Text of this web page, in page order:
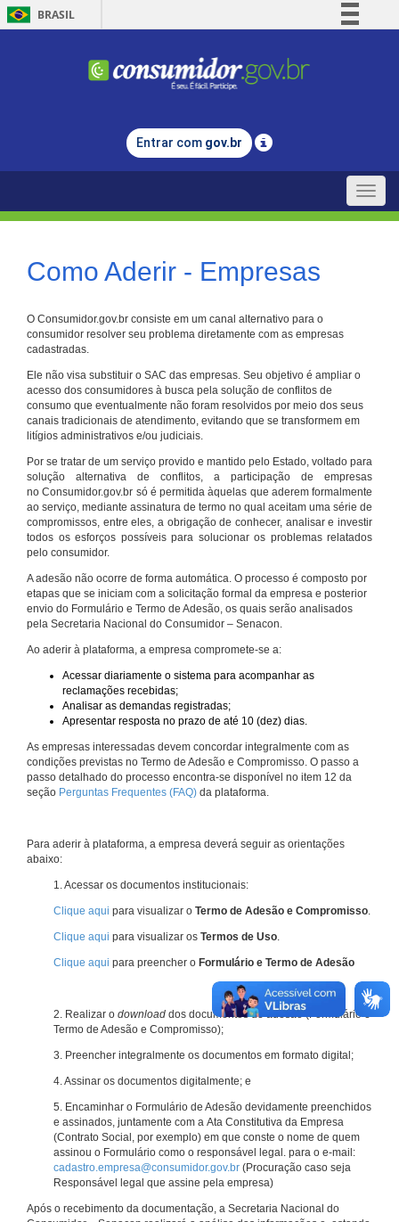
BRASIL
Comunica BR
Legislação
Entrar com gov.br
Toggle
Como Aderir - Empresas
O Consumidor.gov.br consiste em um canal alternativo para o
consumidor resolver seu problema diretamente com as empresas
cadastradas.
Ele não visa substituir o SAC das empresas. Seu objetivo é ampliar o
acesso dos consumidores à busca pela solução de conflitos de
consumo que eventualmente não foram resolvidos por meio dos seus
canais tradicionais de atendimento, evitando que se transformem em
litígios administrativos e/ou judiciais.
Por se tratar de um serviço provido e mantido pelo Estado, voltado para
solução alternativa de conflitos, a participação de empresas
no Consumidor.gov.br só é permitida àquelas que aderem formalmente
ao serviço, mediante assinatura de termo no qual aceitam uma série de
compromissos, entre eles, a obrigação de conhecer, analisar e investir
todos os esforços possíveis para solucionar os problemas relatados
pelo consumidor.
A adesão não ocorre de forma automática. O processo é composto por
etapas que se iniciam com a solicitação formal da empresa e posterior
envio do Formulário e Termo de Adesão, os quais serão analisados
pela Secretaria Nacional do Consumidor – Senacon.
Ao aderir à plataforma, a empresa compromete-se a:
Acessar diariamente o sistema para acompanhar as
reclamações recebidas;
Analisar as demandas registradas;
Apresentar resposta no prazo de até 10 (dez) dias.
As empresas interessadas devem concordar integralmente com as
condições previstas no Termo de Adesão e Compromisso. O passo a
passo detalhado do processo encontra-se disponível no item 12 da
seção Perguntas Frequentes (FAQ) da plataforma.
Para aderir à plataforma, a empresa deverá seguir as orientações
abaixo:
1. Acessar os documentos institucionais:
Clique aqui para visualizar o Termo de Adesão e Compromisso.
Clique aqui para visualizar os Termos de Uso.
Clique aqui para preencher o Formulário e Termo de Adesão
2. Realizar o download dos documentos de adesão (Formulário e
Termo de Adesão e Compromisso);
3. Preencher integralmente os documentos em formato digital;
4. Assinar os documentos digitalmente; e
5. Encaminhar o Formulário de Adesão devidamente preenchidos
e assinados, juntamente com a Ata Constitutiva da Empresa
(Contrato Social, por exemplo) em que conste o nome de quem
assinou o Formulário como o responsável legal. para o e-mail:
cadastro.empresa@consumidor.gov.br (Procuração caso seja
Responsável legal que assine pela empresa)
Após o recebimento da documentação, a Secretaria Nacional do